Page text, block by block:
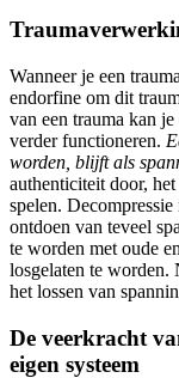
Wanneer je een
endorfine om dit
van een trauma kan
verder functioneren.
worden, blijft als
authenticiteit door,
spelen.
ontdoen van teveel
te worden met oude
losgelaten te worden.
het lossen van
De veerkracht
eigen systeem